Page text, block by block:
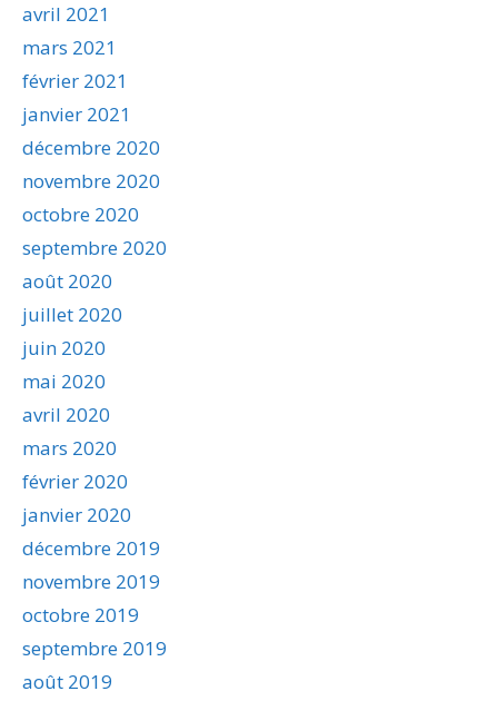
avril 2021
mars 2021
février 2021
janvier 2021
décembre 2020
novembre 2020
octobre 2020
septembre 2020
août 2020
juillet 2020
juin 2020
mai 2020
avril 2020
mars 2020
février 2020
janvier 2020
décembre 2019
novembre 2019
octobre 2019
septembre 2019
août 2019